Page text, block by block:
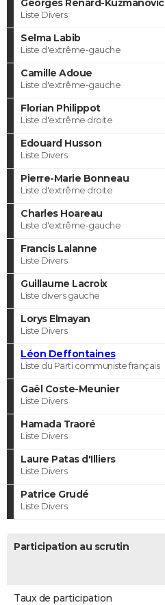
Georges Renard-Kuzmanovic
Liste Divers
Selma Labib
Liste d'extrême-gauche
Camille Adoue
Liste d'extrême-gauche
Florian Philippot
Liste d'extrême droite
Edouard Husson
Liste Divers
Pierre-Marie Bonneau
Liste d'extrême droite
Charles Hoareau
Liste d'extrême-gauche
Francis Lalanne
Liste Divers
Guillaume Lacroix
Liste divers gauche
Lorys Elmayan
Liste Divers
Léon Deffontaines
Liste du Parti communiste français
Gaël Coste-Meunier
Liste Divers
Hamada Traoré
Liste Divers
Laure Patas d'Illiers
Liste Divers
Patrice Grudé
Liste Divers
Participation au scrutin
Taux de participation